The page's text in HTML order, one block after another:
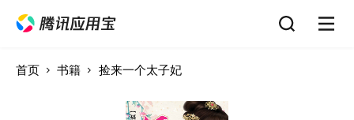
首页 书籍 捡来一个太子妃